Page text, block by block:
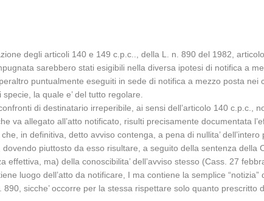
degli articoli 140 e 149 c.p.c.., della L. n. 890 del 1982,
sarebbero stati esigibili nella diversa ipotesi di notifica a
puntualmente eseguiti in sede di notifica a mezzo posta
la quale e’ del tutto regolare.
di destinatario irreperibile, ai sensi dell’articolo 140 c.p.c.,
va allegato all’atto notificato, risulti precisamente documentata
in definitiva, detto avviso contenga, a pena di nullita’
piuttosto da esso risultare, a seguito della sentenza
ma) della conoscibilita’ dell’avviso stesso (Cass. 27
luogo dell’atto da notificare, I ma contiene la semplice
sicche’ occorre per la stessa rispettare solo quanto